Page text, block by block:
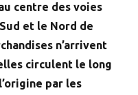
centre des voies
et le Nord de
n’arrivent
circulent le long
par les